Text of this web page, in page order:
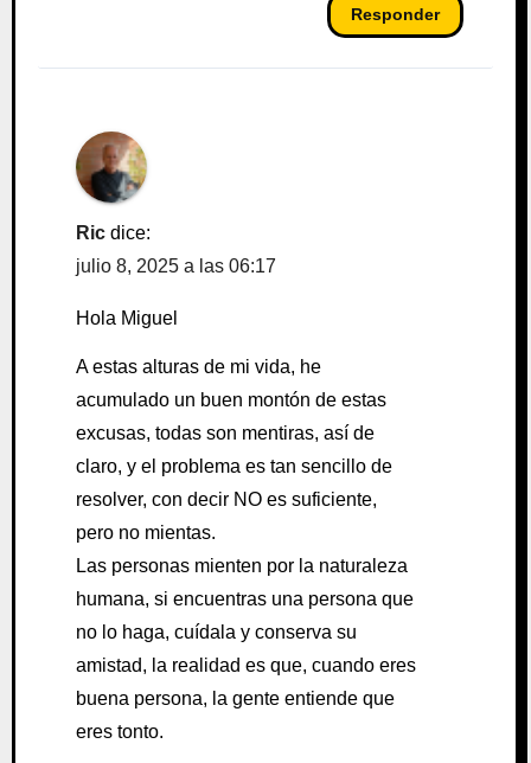
Responder
Ric dice:
julio 8, 2025 a las 06:17
Hola Miguel
A estas alturas de mi vida, he
acumulado un buen montón de estas
excusas, todas son mentiras, así de
claro, y el problema es tan sencillo de
resolver, con decir NO es suficiente,
pero no mientas.
Las personas mienten por la naturaleza
humana, si encuentras una persona que
no lo haga, cuídala y conserva su
amistad, la realidad es que, cuando eres
buena persona, la gente entiende que
eres tonto.